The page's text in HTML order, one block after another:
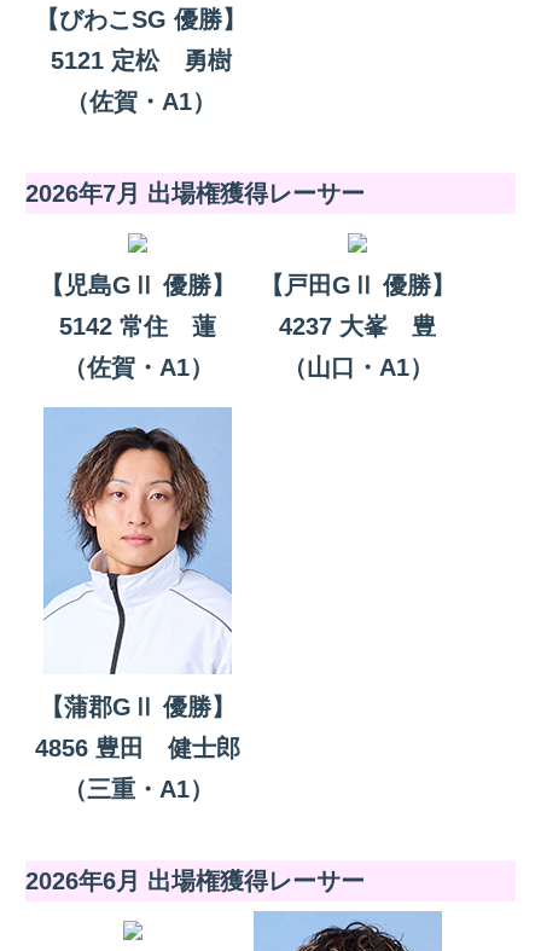
【びわこSG 優勝】
5121 定松 勇樹
（佐賀・A1）
2026年7月 出場権獲得レーサー
【児島GⅡ 優勝】
5142 常住 蓮
（佐賀・A1）
【戸田GⅡ 優勝】
4237 大峯 豊
（山口・A1）
【蒲郡GⅡ 優勝】
4856 豊田 健士郎
（三重・A1）
2026年6月 出場権獲得レーサー